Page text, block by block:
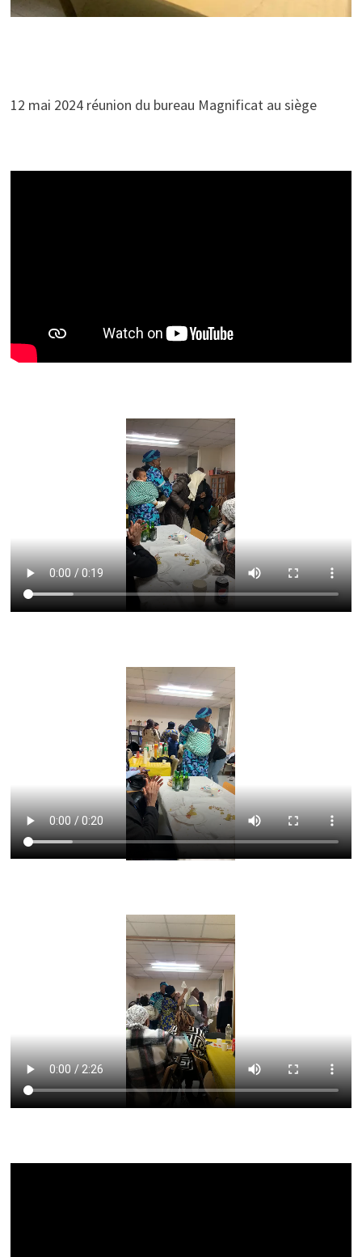
12 mai 2024 réunion du bureau Magnificat au siège